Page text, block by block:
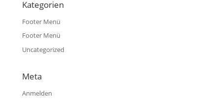
Kategorien
Footer Menü
Footer Menü
Uncategorized
Meta
Anmelden